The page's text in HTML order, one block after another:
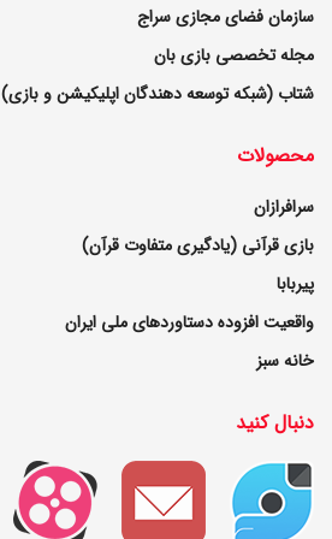
سازمان فضای مجازی سراج
مجله تخصصی بازی بان
شتاب (شبکه توسعه دهندگان اپلیکیشن و بازی)
محصولات
سرافرازان
بازی قرآنی (یادگیری متفاوت قرآن)
پیربابا
واقعیت افزوده دستاوردهای ملی ایران
خانه سبز
دنبال کنید